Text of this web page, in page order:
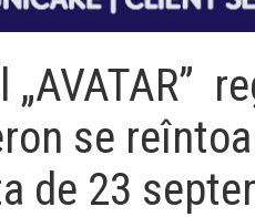
„AVATAR”
se
de 23